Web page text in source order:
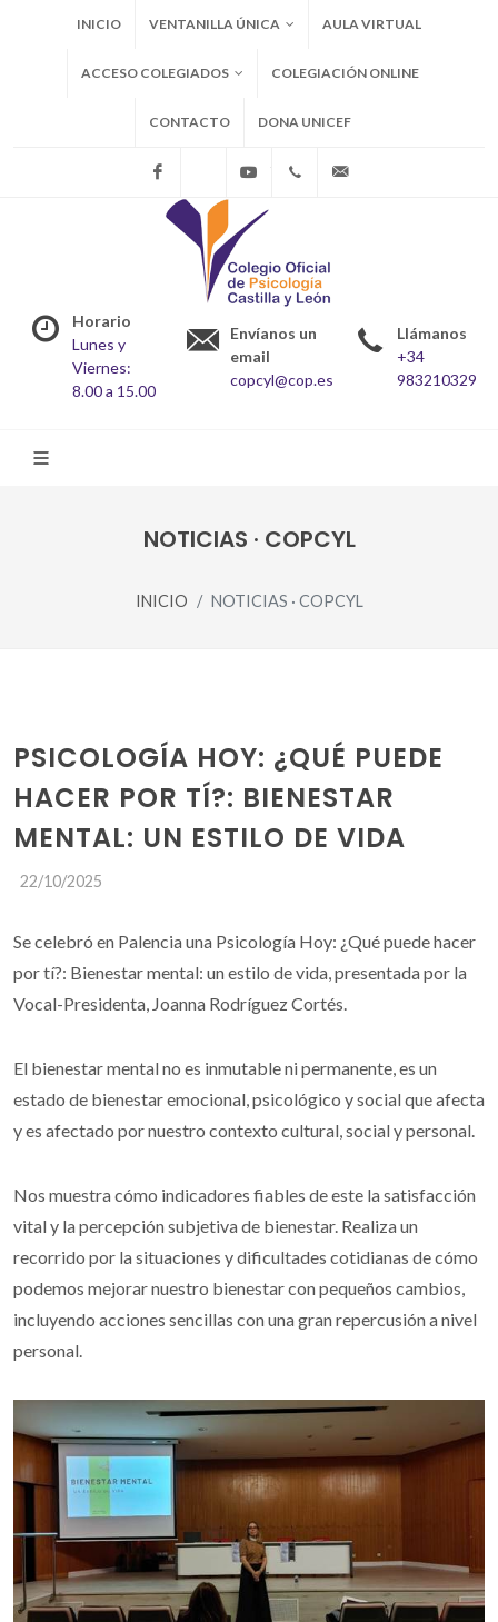
INICIO VENTANILLA ÚNICA AULA VIRTUAL
ACCESO COLEGIADOS COLEGIACIÓN ONLINE
CONTACTO DONA UNICEF
Facebook Youtube +34983210329
Horario
Lunes y
Viernes:
8.00 a 15.00
Envíanos un
email
copcyl@cop.es
Llámanos
+34
983210329
NOTICIAS · COPCYL
INICIO NOTICIAS · COPCYL
PSICOLOGÍA HOY: ¿QUÉ PUEDE
HACER POR TÍ?: BIENESTAR
MENTAL: UN ESTILO DE VIDA
22/10/2025
Se celebró en Palencia una Psicología Hoy: ¿Qué puede hacer
por tí?: Bienestar mental: un estilo de vida, presentada por la
Vocal-Presidenta, Joanna Rodríguez Cortés.
El bienestar mental no es inmutable ni permanente, es un
estado de bienestar emocional, psicológico y social que afecta
y es afectado por nuestro contexto cultural, social y personal.
Nos muestra cómo indicadores fiables de este la satisfacción
vital y la percepción subjetiva de bienestar. Realiza un
recorrido por la situaciones y dificultades cotidianas de cómo
podemos mejorar nuestro bienestar con pequeños cambios,
incluyendo acciones sencillas con una gran repercusión a nivel
personal.